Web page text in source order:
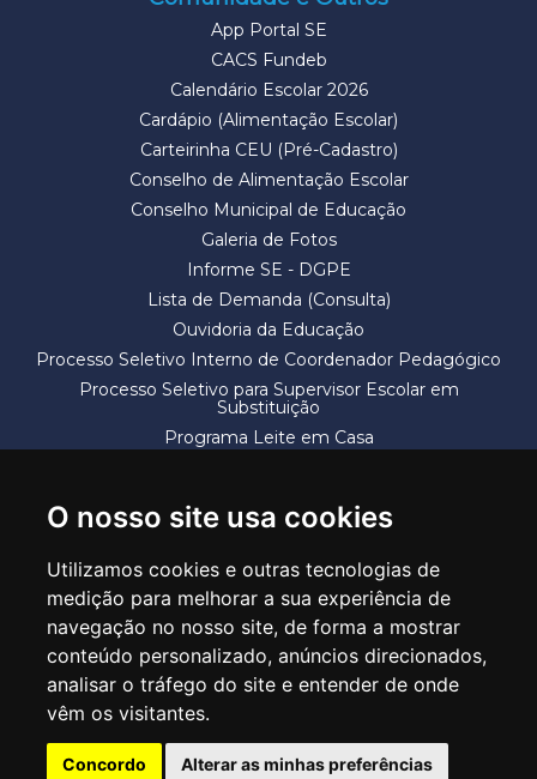
O nosso site usa cookies
Utilizamos cookies e outras tecnologias de
medição para melhorar a sua experiência de
navegação no nosso site, de forma a mostrar
conteúdo personalizado, anúncios direcionados,
analisar o tráfego do site e entender de onde
vêm os visitantes.
Concordo Alterar as minhas preferências
App Portal SE
CACS Fundeb
Calendário Escolar 2026
Cardápio (Alimentação Escolar)
Carteirinha CEU (Pré-Cadastro)
Conselho de Alimentação Escolar
Conselho Municipal de Educação
Galeria de Fotos
Informe SE - DGPE
Lista de Demanda (Consulta)
Ouvidoria da Educação
Processo Seletivo Interno de Coordenador Pedagógico
Processo Seletivo para Supervisor Escolar em
Substituição
Programa Leite em Casa
SECRETARIA DE EDUCAÇÃO
Rua Claudino Barbosa, 313 - Macedo - Guarulhos/SP CEP 07113-040
Central de Atendimento: *55 11 2475-7300